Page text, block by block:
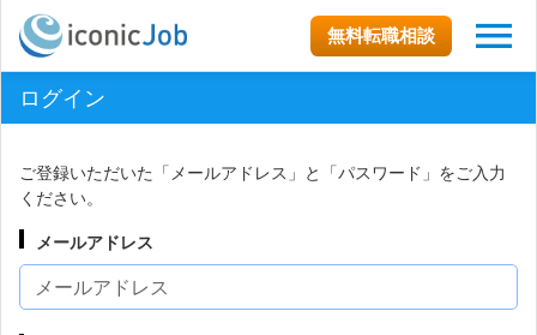
無料転職相談
ログイン
ご登録いただいた「メールアドレス」と「パスワード」をご入力
ください。
メールアドレス